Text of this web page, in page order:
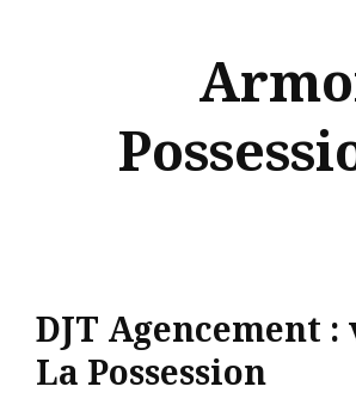
DJT Agencement
La Possession